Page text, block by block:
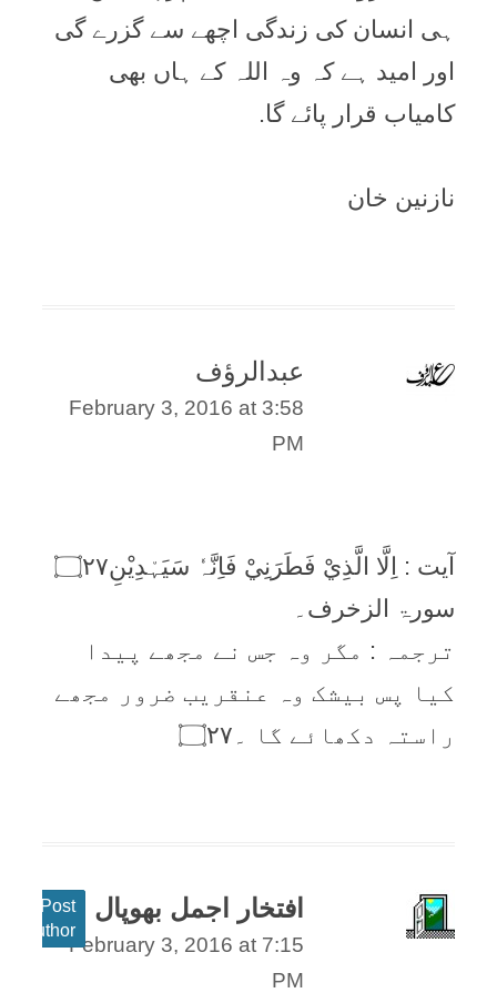
ہی انسان کی زندگی اچھے سے گزرے گی
اور امید ہے کہ وہ اللہ کے ہاں بھی
کامیاب قرار پائے گا.
نازنین خان
عبدالرؤف
February 3, 2016 at 3:58
PM
آیت : اِلَّا الَّذِيْ فَطَرَنِيْ فَاِنَّہٗ سَيَہْدِيْنِ۝۲۷
سورۃ الزخرف۔
ترجمہ : مگر وہ جس نے مجھے پیدا
کیا پس بیشک وہ عنقریب ضرور مجھے
راستہ دکھائے گا ۔۝٢٧
افتخار اجمل بھوپال
Post
author
February 3, 2016 at 7:15
PM